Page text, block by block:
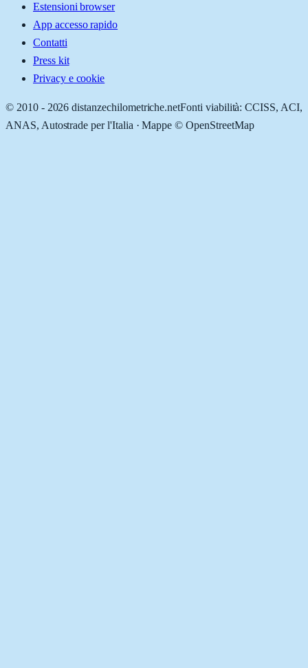
Estensioni browser
App accesso rapido
Contatti
Press kit
Privacy e cookie
© 2010 - 2026 distanzechilometriche.netFonti viabilità: CCISS, ACI,
ANAS, Autostrade per l'Italia · Mappe © OpenStreetMap